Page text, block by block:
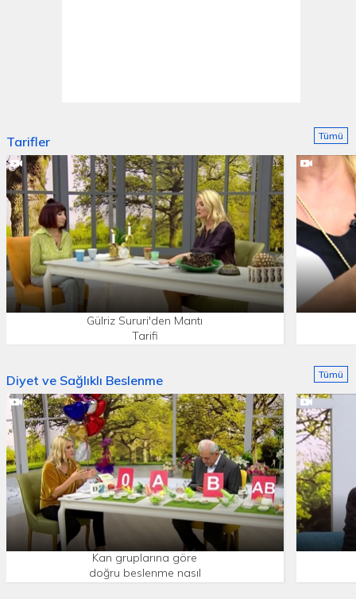
Tarifler
Gülriz Sururi'den Mantı
Tarifi
Tümü
Diyet ve Sağlıklı Beslenme
Kan gruplarına göre
doğru beslenme nasıl
Tümü